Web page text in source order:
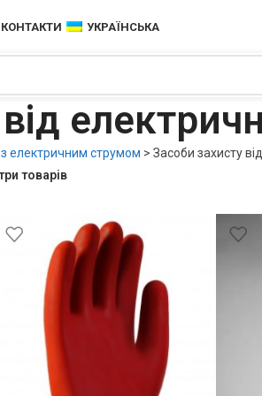
КОНТАКТИ УКРАЇНСЬКА
з електричним струмом > Засоби захисту
товарів